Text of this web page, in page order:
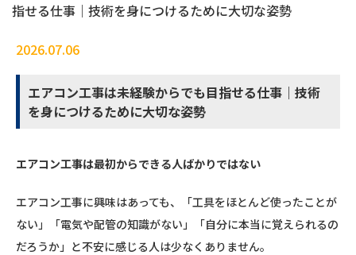
指せる仕事｜技術を身につけるために大切な姿勢
2026.07.06
エアコン工事は未経験からでも目指せる仕事｜技術
を身につけるために大切な姿勢
エアコン工事は最初からできる人ばかりではない
エアコン工事に興味はあっても、「工具をほとんど使ったことが
ない」「電気や配管の知識がない」「自分に本当に覚えられるの
だろうか」と不安に感じる人は少なくありません。